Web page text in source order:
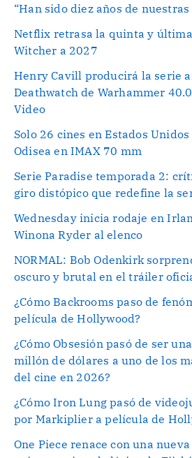
“Han sido diez años de nuestras
Netflix retrasa la quinta y
Witcher a 2027
Henry Cavill producirá la serie
Deathwatch de Warhammer
Video
Solo 26 cines en Estados
Odisea en IMAX 70 mm
Serie Paradise temporada 2:
giro distópico que redefine la
Wednesday inicia rodaje en
Winona Ryder al elenco
NORMAL: Bob Odenkirk
oscuro y brutal en el tráiler
¿Cómo Backrooms paso de
película de Hollywood?
¿Cómo Obsesión pasó de ser
millón de dólares a uno de los
del cine en 2026?
¿Cómo Iron Lung pasó de
por Markiplier a película de
One Piece renace con una